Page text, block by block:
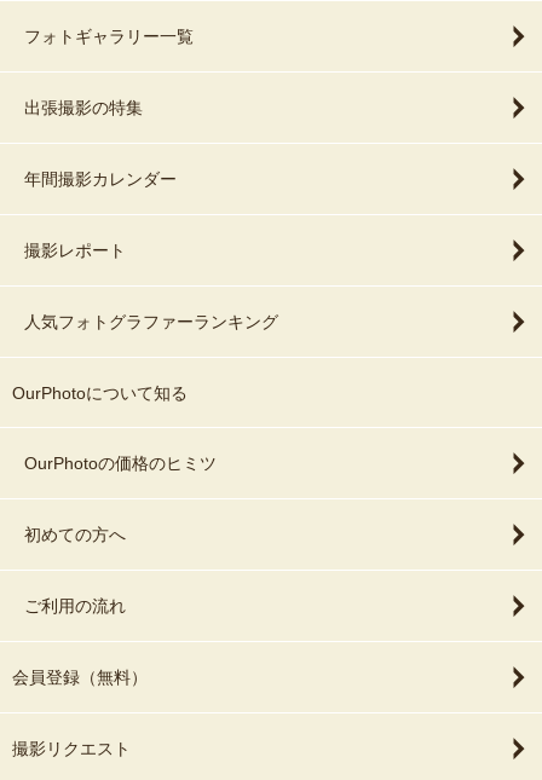
フォトギャラリー一覧
出張撮影の特集
年間撮影カレンダー
撮影レポート
人気フォトグラファーランキング
OurPhotoについて知る
OurPhotoの価格のヒミツ
初めての方へ
ご利用の流れ
会員登録（無料）
撮影リクエスト